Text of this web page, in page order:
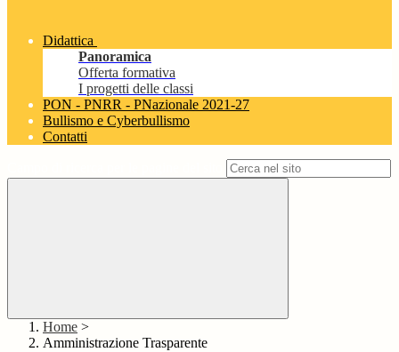
Didattica
Panoramica
Offerta formativa
I progetti delle classi
PON - PNRR - PNazionale 2021-27
Bullismo e Cyberbullismo
Contatti
Home >
Amministrazione Trasparente